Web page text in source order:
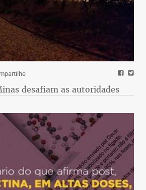
desafiam as autoridades